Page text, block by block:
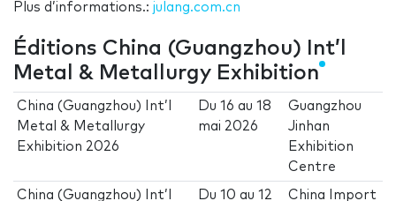
Plus d’informations.: julang.com.cn
Éditions China (Guangzhou) Int’l
Metal & Metallurgy Exhibition
China (Guangzhou) Int’l
Metal & Metallurgy
Exhibition 2026
Du16 au18
mai 2026
Guangzhou
Jinhan
Exhibition
Centre
China (Guangzhou) Int’l
Du10 au12
China Import